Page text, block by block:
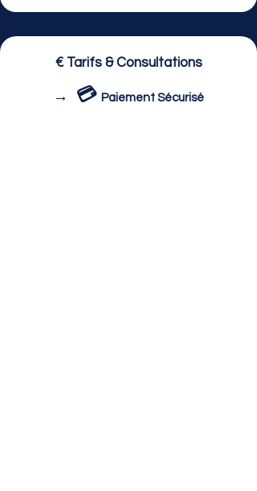
€ Tarifs & Consultations
→ 💳 Paiement Sécurisé